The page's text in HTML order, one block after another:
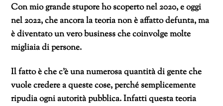
Con mio grande stupore ho scoperto nel 2020, e oggi
nel 2022, che ancora la teoria non è affatto defunta, ma
è diventato un vero business che coinvolge molte
migliaia di persone.
Il fatto è che c’è una numerosa quantità di gente che
vuole credere a queste cose, perché semplicemente
ripudia ogni autorità pubblica. Infatti questa teoria